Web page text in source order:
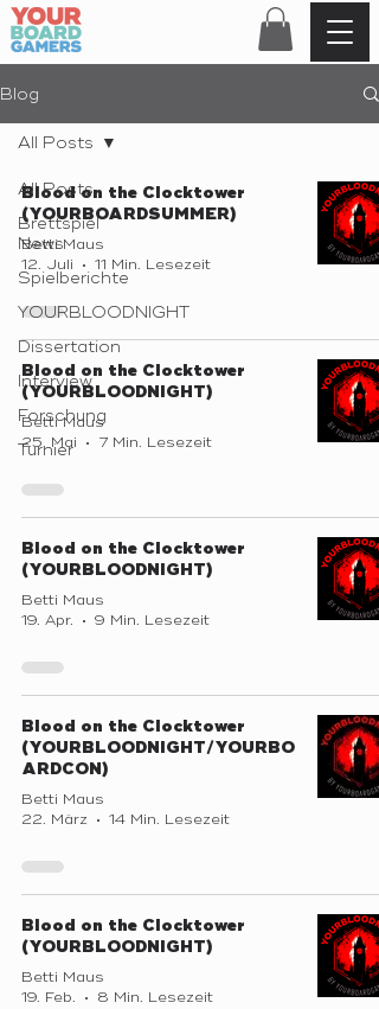
Blog
All Posts
Brettspiel
News
Spielberichte
YOURBLOODNIGHT
Dissertation
Interview
Forschung
Turnier
All Posts
Blood on the Clocktower
(YOURBOARDSUMMER)
Betti Maus
12. Juli
11 Min. Lesezeit
Blood on the Clocktower
(YOURBLOODNIGHT)
Betti Maus
25. Mai
7 Min. Lesezeit
Blood on the Clocktower
(YOURBLOODNIGHT)
Betti Maus
19. Apr.
9 Min. Lesezeit
Blood on the Clocktower
(YOURBLOODNIGHT/YOURBO
ARDCON)
Betti Maus
22. März
14 Min. Lesezeit
Blood on the Clocktower
(YOURBLOODNIGHT)
Betti Maus
19. Feb.
8 Min. Lesezeit